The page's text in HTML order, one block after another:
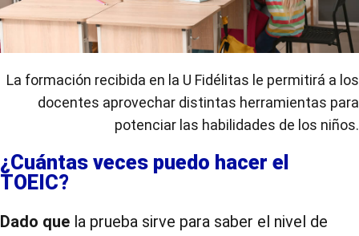
La formación recibida en la U Fidélitas le permitirá a los
docentes aprovechar distintas herramientas para
potenciar las habilidades de los niños.
¿Cuántas veces puedo hacer el
TOEIC?
Dado que la prueba sirve para saber el nivel de